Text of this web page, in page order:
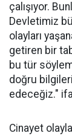
çalışıyor.
Devletimiz
olayları
getiren bir
bu tür
doğru
edeceğiz."
Cinayet